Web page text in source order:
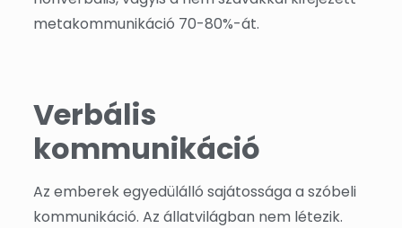
metakommunikáció 70-80%-át.
Verbális
kommunikáció
Az emberek egyedülálló sajátossága a szóbeli
kommunikáció. Az állatvilágban nem létezik.